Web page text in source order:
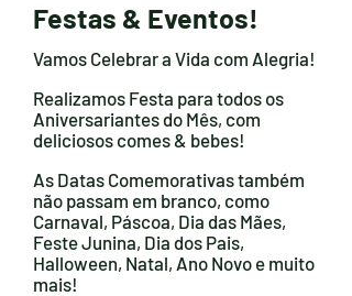
Festas & Eventos!
Vamos Celebrar a Vida com Alegria!
Realizamos Festa para todos os
Aniversariantes do Mês, com
deliciosos comes & bebes!
As Datas Comemorativas também
não passam em branco, como
Carnaval, Páscoa, Dia das Mães,
Feste Junina, Dia dos Pais,
Halloween, Natal, Ano Novo e muito
mais!